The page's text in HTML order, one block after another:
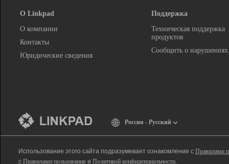
О Linkpad
О компании
Контакты
Юридические сведения
Поддержка
Техническая поддержка
продуктов
Сообщить о нарушениях
Россия - Русский
Использование этого сайта подразумевает ознакомление с Правилами
с Правилами пользования и Политикой конфиденциальности.